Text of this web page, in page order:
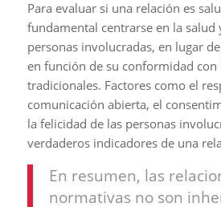
Para evaluar si una relación es
fundamental centrarse en la salud
personas involucradas, en lugar
en función de su conformidad con
tradicionales. Factores como el
comunicación abierta, el
la felicidad de las personas
verdaderos indicadores de una
En resumen, las
normativas no son